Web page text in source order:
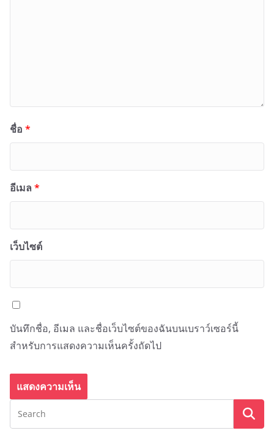
ชื่อ *
อีเมล *
เว็บไซต์
บันทึกชื่อ, อีเมล และชื่อเว็บไซต์ของฉันบนเบราว์เซอร์นี้
สำหรับการแสดงความเห็นครั้งถัดไป